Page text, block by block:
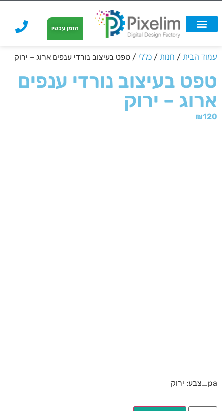
הזמן עכשיו
עמוד הבית / חנות / כללי / טפט בעיצוב נורדי ענפים ארוג – ירוק
טפט בעיצוב נורדי ענפים
ארוג – ירוק
₪120
pa_צבע: ירוק